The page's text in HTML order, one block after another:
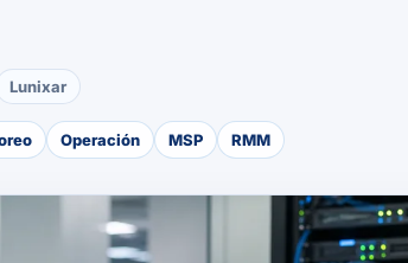
Lunixar
Operación MSP RMM